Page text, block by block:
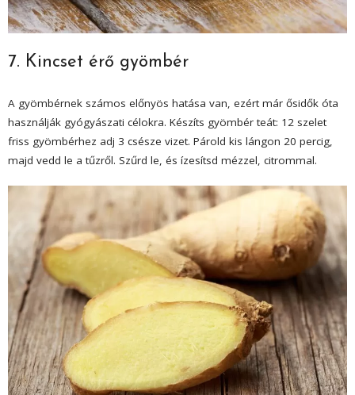
7. Kincset érő gyömbér
A gyömbérnek számos előnyös hatása van, ezért már ősidők óta
használják gyógyászati célokra. Készíts gyömbér teát: 12 szelet
friss gyömbérhez adj 3 csésze vizet. Párold kis lángon 20 percig,
majd vedd le a tűzről. Szűrd le, és ízesítsd mézzel, citrommal.